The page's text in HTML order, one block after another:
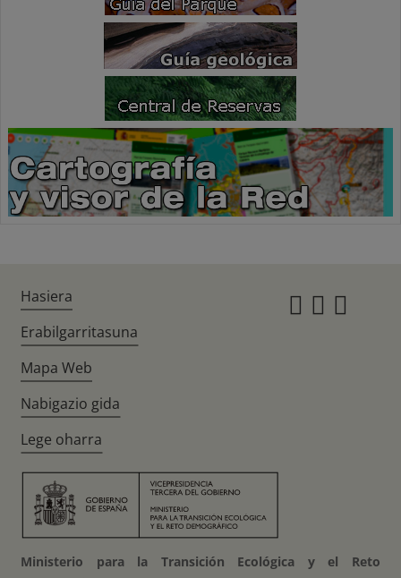
Hasiera
Erabilgarritasuna
Mapa Web
Nabigazio gida
Lege oharra
Ministerio para la Transición Ecológica y el Reto